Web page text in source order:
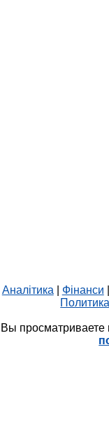
Аналітика Фінанси
Политика
Вы